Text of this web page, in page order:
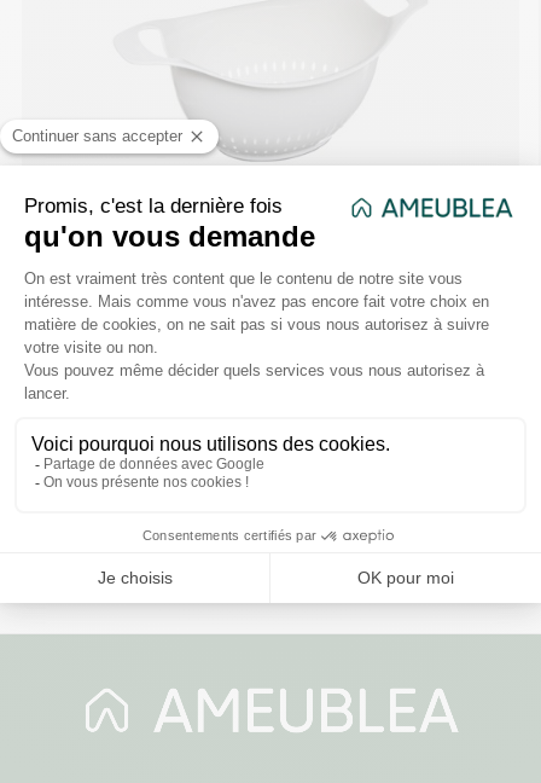
Passoire D. 24 cm — Plastique
Prix
3,99 €